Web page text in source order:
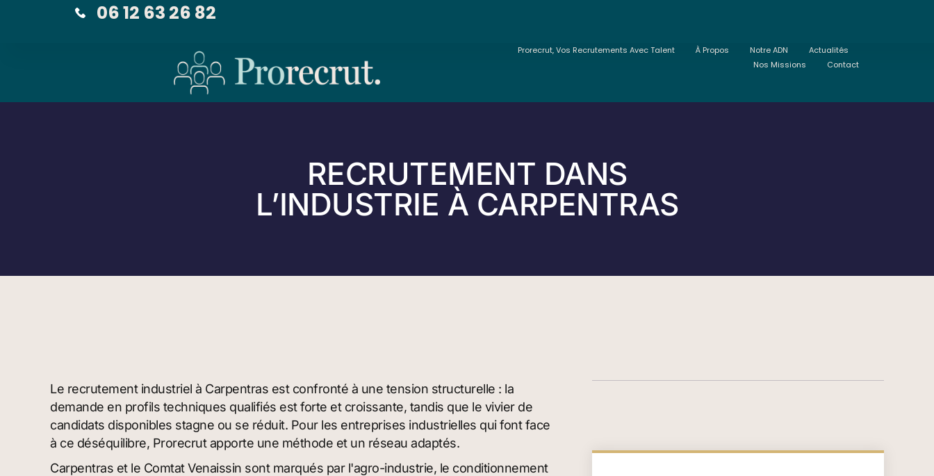
06 12 63 26 82
Prorecrut, Vos Recrutements Avec Talent À Propos Notre ADN
Actualités
Nos Missions
Contact
RECRUTEMENT DANS
L’INDUSTRIE À CARPENTRAS
Le recrutement industriel à Carpentras est confronté à une tension structurelle : la
demande en profils techniques qualifiés est forte et croissante, tandis que le vivier de
candidats disponibles stagne ou se réduit. Pour les entreprises industrielles qui font face
à ce déséquilibre, Prorecrut apporte une méthode et un réseau adaptés.
Carpentras et le Comtat Venaissin sont marqués par l'agro-industrie, le conditionnement